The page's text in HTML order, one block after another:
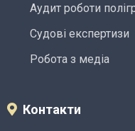
Аудит роботи
Судові експертизи
Робота з медіа
Контакти